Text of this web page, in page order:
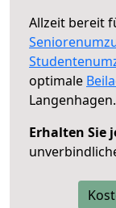
Allzeit bereit
optimale
Langenhagen.
Erhalten Sie